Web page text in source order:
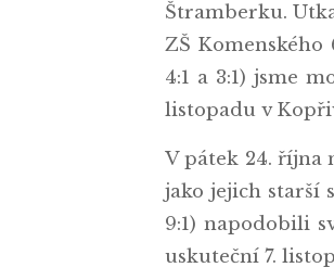
Štramberku.
ZŠ
4:1 a 3:1) jsme
listopadu v
V pátek 24. října
jako jejich starší
9:1) napodobili
uskuteční 7.